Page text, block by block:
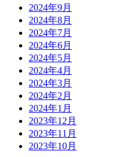
2024年9月
2024年8月
2024年7月
2024年6月
2024年5月
2024年4月
2024年3月
2024年2月
2024年1月
2023年12月
2023年11月
2023年10月